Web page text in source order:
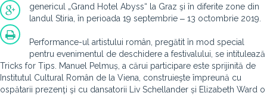
genericul „Grand Hotel Abyss“ la Graz şi în diferite zone din
landul Stiria, în perioada 19 septembrie ‒ 13 octombrie 2019.
Performance-ul artistului român, pregătit în mod special
pentru evenimentul de deschidere a festivalului, se intitulează
Tricks for Tips. Manuel Pelmuș, a cărui participare este sprijinită de
Institutul Cultural Român de la Viena, construieşte împreună cu
ospătarii prezenţi şi cu dansatorii Liv Schellander și Elizabeth Ward o